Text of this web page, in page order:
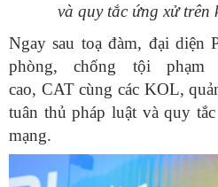
và quy tắc ứng xử trên
Ngay sau toạ đàm, đại diện
phòng, chống tội
cao, CAT cùng các KOL,
tuân thủ pháp luật và quy
mạng.